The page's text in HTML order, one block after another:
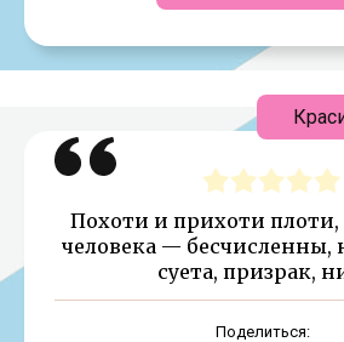
Похоти и прихоти плоти,
человека — бесчисленны,
суета, призрак,
Поделиться: